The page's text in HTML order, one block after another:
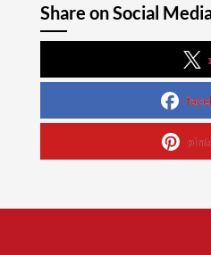
Share on Social